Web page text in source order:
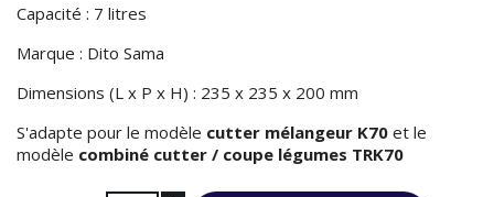
Capacité : 7 litres
Marque : Dito Sama
Dimensions (L x P x H) : 235 x 235 x 200 mm
S'adapte pour le modèle cutter mélangeur K70 et le
modèle combiné cutter / coupe légumes TRK70